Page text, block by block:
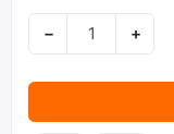
− +